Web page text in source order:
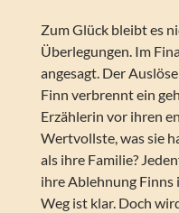
Zum Glück bleibt es
Überlegungen. Im
angesagt. Der
Finn verbrennt ein
Erzählerin vor ihren
Wertvollste, was sie
als ihre Familie?
ihre Ablehnung Finns
Weg ist klar. Doch